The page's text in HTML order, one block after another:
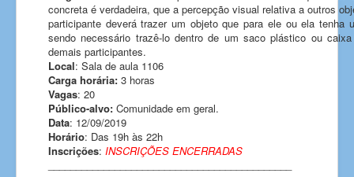
concreta é verdadeira, que a percepção visual relativa a outros
participante deverá trazer um objeto que para ele ou ela tenha
sendo necessário trazê-lo dentro de um saco plástico ou
demais participantes.
Local: Sala de aula 1106
Carga horária: 3 horas
Vagas: 20
Público-alvo: Comunidade em geral.
Data: 12/09/2019
Horário: Das 19h às 22h
Inscrições: INSCRIÇÕES ENCERRADAS